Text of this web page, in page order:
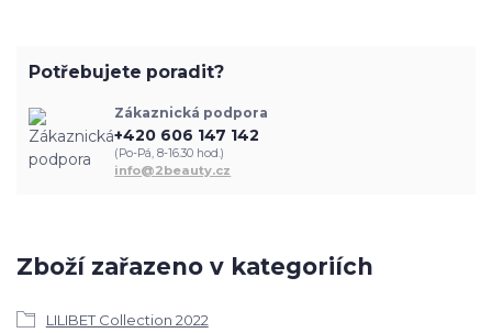
Zboží zařazeno v kategoriích
LILIBET Collection 2022
Potřebujete poradit?
Zákaznická podpora
+420 606 147 142
(Po-Pá, 8-16.30 hod.)
info@2beauty.cz